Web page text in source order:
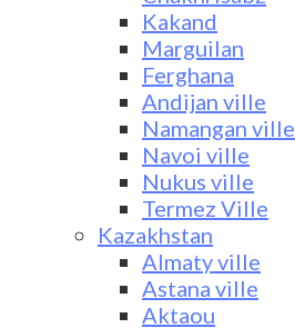
Kakand
Marguilan
Ferghana
Andijan ville
Namangan ville
Navoi ville
Nukus ville
Termez Ville
Kazakhstan
Almaty ville
Astana ville
Aktaou